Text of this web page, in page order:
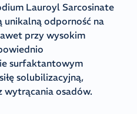
Lauroyl Sarcosinate
unikalną odporność na
przy wysokim
surfaktantowym
solubilizacyjną,
wytrącania osadów.